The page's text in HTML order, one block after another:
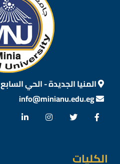
المنيا الجديدة - الحي السابع
الكليات